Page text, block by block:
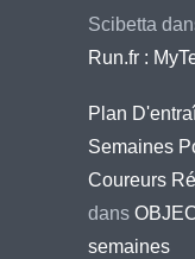
Scibetta
Run.fr :
Plan
Semaines
Coureurs
dans
semaines